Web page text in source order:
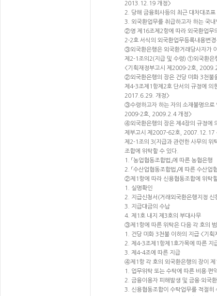
2013.12.19 개정>
2. 당해 금융회사등의 최근 대차대조
3. 외국환업무를 취급하고자 하는 국내
②영 제16조제2항에 따라 외국환업무
2-2호 서식의 외국환업무등록내용변
③외국환은행은 외국환거래당사자가
제2-1조의2(지급 및 수령) ①외국환은
<기획재정부고시 제2009-2호,
②외국환은행의 장은 건당 미화 3천불
제4-3조제1항제2호 단서의 규정에 의
2017.6.29. 개정>
③수령하고자 하는 자의 소재불명으로
2009-2호, 2009.2.4 개정>
④외국환은행의 장은 제4장의 규정에
제부고시 제2007-62호, 2007.12.17
제2-1조의 3(지급과 관련한 사무의 위
조합에 위탁할 수 있다.
1. 「농업협동조합법」에 따른 농협은행
2. 「수산업협동조합법」에 따른 수산
②제1항에 따라 신용협동조합에 위탁
1. 실명확인
2. 지급신청서(거래외국환은행지정 신
3. 지급대금의 수납
4. 제1호 내지 제3호의 부대사무
③제1항에 따른 위탁은 다음 각 호의
1. 건당 미화 3천불 이하의 지급 <기
2. 제4-3조제1항제1호가목에 따른 지
3. 제4-4조에 따른 지급
④제1항 각 호의 외국환은행의 장이 제
1. 업무위탁 또는 수탁에 따른 비용·편
2. 금융이용자 피해발생 및 금융·외국
3. 신용협동조합이 수탁업무를 적절히